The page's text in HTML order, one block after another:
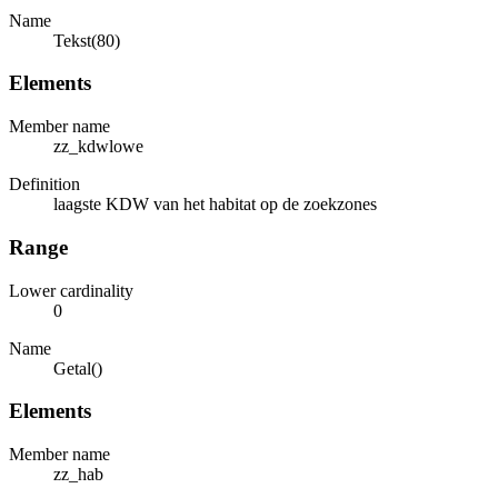
Name
Tekst(80)
Elements
Member name
zz_kdwlowe
Definition
laagste KDW van het habitat op de zoekzones
Range
Lower cardinality
0
Name
Getal()
Elements
Member name
zz_hab